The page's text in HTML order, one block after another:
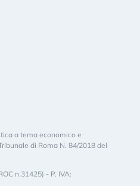
a tema economico e
di Roma N. 84/2018 del
n.31425) - P. IVA: